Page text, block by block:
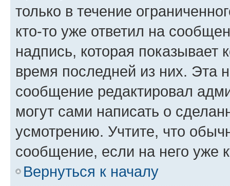
только в течение
кто-то уже ответил на
надпись, которая показывает
время последней из них. Эта
сообщение редактировал
могут сами написать о
усмотрению. Учтите, что
сообщение, если на него уже
Вернуться к началу